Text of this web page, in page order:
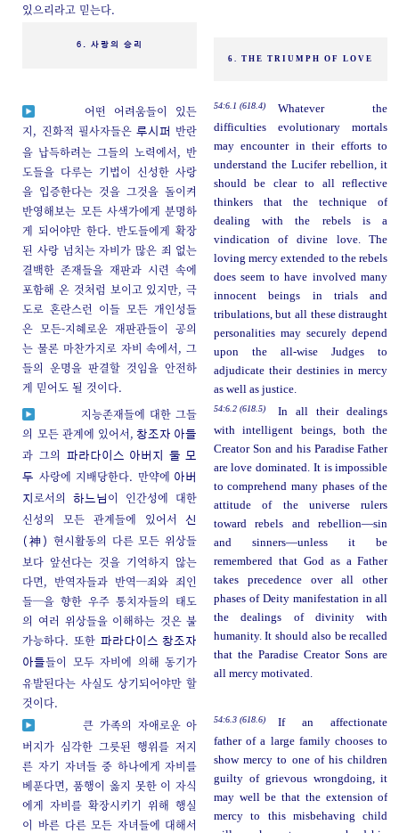
있으리라고 믿는다.
6. 사랑의 승리
6. THE TRIUMPH OF LOVE
어떤 어려움들이 있든
지, 진화적 필사자들은루시퍼
반란
을 납득하려는 그들의 노력에서, 반
도들을 다루는 기법이 신성한 사랑
을 입증한다는 것을 그것을 돌이켜
반영해보는 모든 사색가에게 분명하
게 되어야만 한다. 반도들에게 확장
된 사랑 넘치는 자비가 많은 죄 없는
결백한 존재들을 재판과 시련 속에
포함해 온 것처럼 보이고 있지만, 극
도로 혼란스런 이들 모든 개인성들
은 모든-지혜로운 재판관들이 공의
는 물론 마찬가지로 자비 속에서, 그
들의 운명을 판결할 것임을 안전하
게 믿어도 될 것이다.
54:6.1 (618.4)
Whatever the
difficulties evolutionary mortals
may encounter in their efforts to
understand the Lucifer rebellion, it
should be clear to all reflective
thinkers that the technique of
dealing with the rebels is a
vindication of divine love. The
loving mercy extended to the rebels
does seem to have involved many
innocent beings in trials and
tribulations, but all these distraught
personalities may securely depend
upon the all-wise Judges to
adjudicate their destinies in mercy
as well as justice.
지능존재들에 대한 그들
의 모든 관계에 있어서, 창조자 아들
과 그의
파라다이스 아버지 둘 모
두 사랑에 지배당한다. 만약에 아버
지로서의하느님 이 인간성에 대한
신성의 모든 관계들에 있어서신
(神)
현시활동의 다른 모든 위상들
보다 앞선다는 것을 기억하지 않는
다면, 반역자들과 반역─죄와 죄인
들─을 향한 우주 통치자들의 태도
의 여러 위상들을 이해하는 것은 불
가능하다. 또한 파라다이스 창조자
아들들이 모두 자비에 의해 동기가
유발된다는 사실도 상기되어야만 할
것이다.
54:6.2 (618.5)
In all their dealings
with intelligent beings, both the
Creator Son and his Paradise Father
are love dominated. It is impossible
to comprehend many phases of the
attitude of the universe rulers
toward rebels and rebellion—sin
and sinners—unless it be
remembered that God as a Father
takes precedence over all other
phases of Deity manifestation in all
the dealings of divinity with
humanity. It should also be recalled
that the Paradise Creator Sons are
all mercy motivated.
큰 가족의 자애로운 아
버지가 심각한 그릇된 행위를 저지
른 자기 자녀들 중 하나에게 자비를
베푼다면, 품행이 옳지 못한 이 자식
에게 자비를 확장시키기 위해 행실
이 바른 다른 모든 자녀들에 대해서
54:6.3 (618.6)
If an affectionate
father of a large family chooses to
show mercy to one of his children
guilty of grievous wrongdoing, it
may well be that the extension of
mercy to this misbehaving child